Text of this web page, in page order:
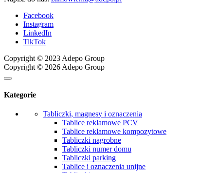
Facebook
Instagram
LinkedIn
TikTok
Copyright © 2023 Adepo Group
Copyright © 2026 Adepo Group
Kategorie
Tabliczki, magnesy i oznaczenia
Tablice reklamowe PCV
Tablice reklamowe kompozytowe
Tabliczki nagrobne
Tabliczki numer domu
Tabliczki parking
Tablice i oznaczenia unijne